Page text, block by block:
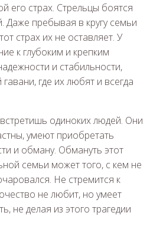
страх. Стрельцы боятся
Даже пребывая в кругу семьи
страх их не оставляет. У
к глубоким и крепким
и стабильности,
где их любят и всегда
одиноких людей. Они
умеют приобретать
и обману. Обмануть этот
семьи может того, с кем не
Не стремится к
не любит, но умеет
не делая из этого трагедии